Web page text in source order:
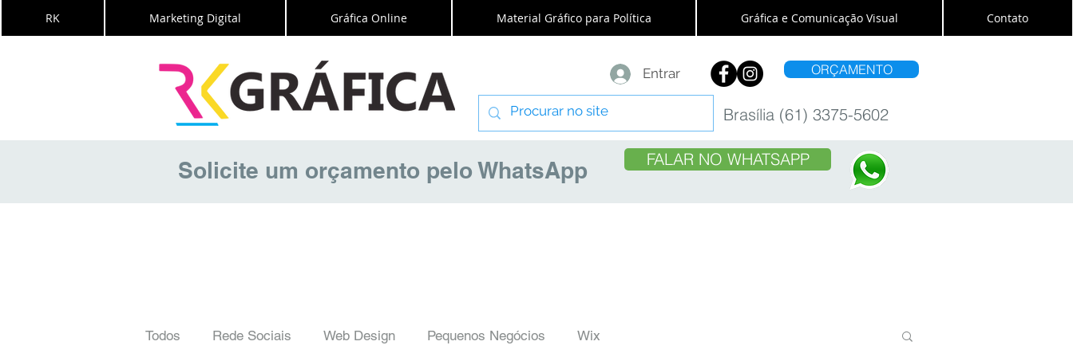
RK Marketing Digital Gráfica Online Material Gráfico para Política Gráfica e Comunicação Visual Contato
Entrar ORÇAMENTO
Brasília (61) 3375-5602
Solicite um orçamento pelo WhatsApp FALAR NO WHATSAPP
Todos Rede Sociais Web Design Pequenos Negócios Wix